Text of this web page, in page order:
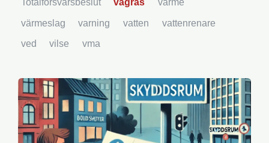
Totalförsvarsbeslut vägras värme
värmeslag varning vatten vattenrenare
ved vilse vma